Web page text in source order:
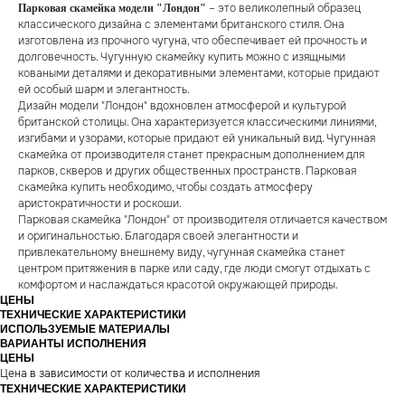
Парковая скамейка модели "Лондон" – это великолепный образец
классического дизайна с элементами британского стиля. Она
изготовлена из прочного чугуна, что обеспечивает ей прочность и
долговечность. Чугунную скамейку купить можно с изящными
коваными деталями и декоративными элементами, которые придают
ей особый шарм и элегантность.
Дизайн модели "Лондон" вдохновлен атмосферой и культурой
британской столицы. Она характеризуется классическими линиями,
изгибами и узорами, которые придают ей уникальный вид. Чугунная
скамейка от производителя станет прекрасным дополнением для
парков, скверов и других общественных пространств. Парковая
скамейка купить необходимо, чтобы создать атмосферу
аристократичности и роскоши.
Парковая скамейка "Лондон" от производителя отличается качеством
и оригинальностью. Благодаря своей элегантности и
привлекательному внешнему виду, чугунная скамейка станет
центром притяжения в парке или саду, где люди смогут отдыхать с
комфортом и наслаждаться красотой окружающей природы.
ЦЕНЫ
ТЕХНИЧЕСКИЕ ХАРАКТЕРИСТИКИ
ИСПОЛЬЗУЕМЫЕ МАТЕРИАЛЫ
ВАРИАНТЫ ИСПОЛНЕНИЯ
ЦЕНЫ
Цена в зависимости от количества и исполнения
ТЕХНИЧЕСКИЕ ХАРАКТЕРИСТИКИ